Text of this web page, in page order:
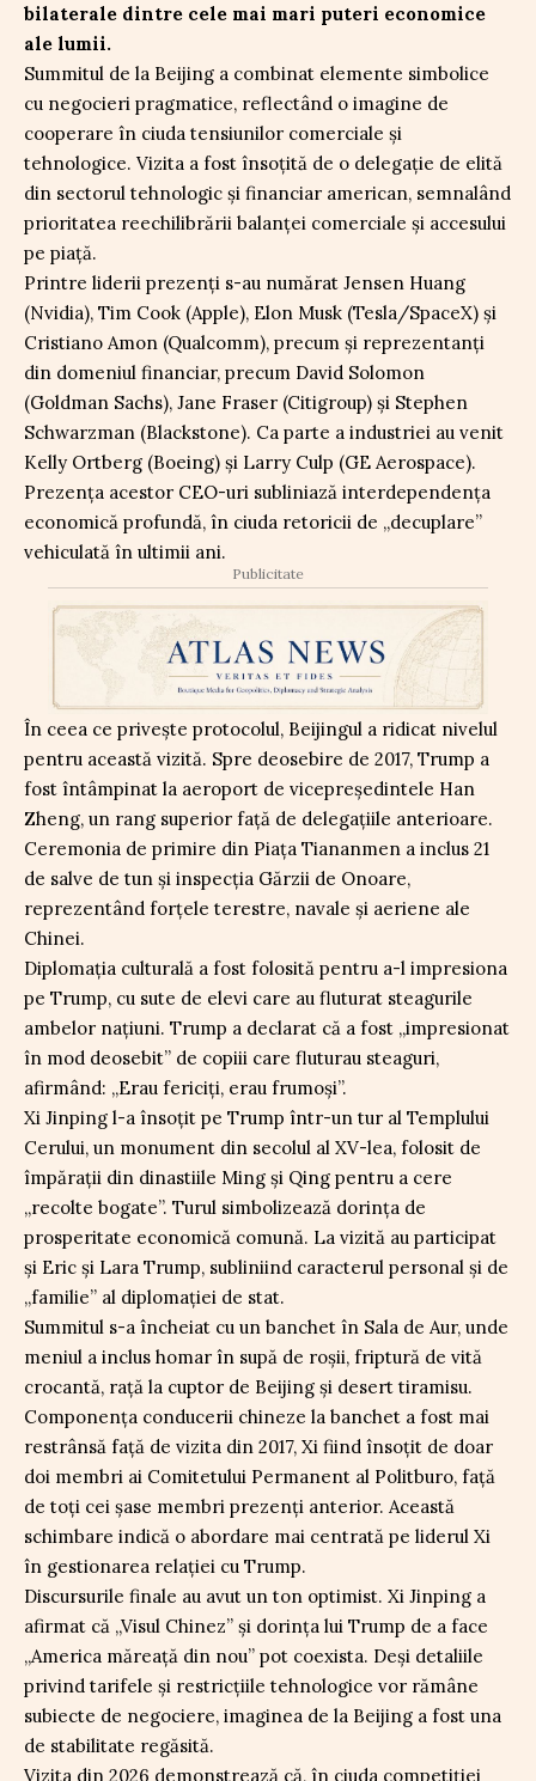
bilaterale dintre cele mai mari puteri economice
ale lumii.
Summitul de la Beijing a combinat elemente simbolice
cu negocieri pragmatice, reflectând o imagine de
cooperare în ciuda tensiunilor comerciale și
tehnologice. Vizita a fost însoțită de o delegație de elită
din sectorul tehnologic și financiar american, semnalând
prioritatea reechilibrării balanței comerciale și accesului
pe piață.
Printre liderii prezenți s-au numărat Jensen Huang
(Nvidia), Tim Cook (Apple), Elon Musk (Tesla/SpaceX) și
Cristiano Amon (Qualcomm), precum și reprezentanți
din domeniul financiar, precum David Solomon
(Goldman Sachs), Jane Fraser (Citigroup) și Stephen
Schwarzman (Blackstone). Ca parte a industriei au venit
Kelly Ortberg (Boeing) și Larry Culp (GE Aerospace).
Prezența acestor CEO-uri subliniază interdependența
economică profundă, în ciuda retoricii de „decuplare”
vehiculată în ultimii ani.
Publicitate
În ceea ce privește protocolul, Beijingul a ridicat nivelul
pentru această vizită. Spre deosebire de 2017, Trump a
fost întâmpinat la aeroport de vicepreședintele Han
Zheng, un rang superior față de delegațiile anterioare.
Ceremonia de primire din Piața Tiananmen a inclus 21
de salve de tun și inspecția Gărzii de Onoare,
reprezentând forțele terestre, navale și aeriene ale
Chinei.
Diplomația culturală a fost folosită pentru a-l impresiona
pe Trump, cu sute de elevi care au fluturat steagurile
ambelor națiuni. Trump a declarat că a fost „impresionat
în mod deosebit” de copiii care fluturau steaguri,
afirmând: „Erau fericiți, erau frumoși”.
Xi Jinping l-a însoțit pe Trump într-un tur al Templului
Cerului, un monument din secolul al XV-lea, folosit de
împărații din dinastiile Ming și Qing pentru a cere
„recolte bogate”. Turul simbolizează dorința de
prosperitate economică comună. La vizită au participat
și Eric și Lara Trump, subliniind caracterul personal și de
„familie” al diplomației de stat.
Summitul s-a încheiat cu un banchet în Sala de Aur, unde
meniul a inclus homar în supă de roșii, friptură de vită
crocantă, rață la cuptor de Beijing și desert tiramisu.
Componența conducerii chineze la banchet a fost mai
restrânsă față de vizita din 2017, Xi fiind însoțit de doar
doi membri ai Comitetului Permanent al Politburo, față
de toți cei șase membri prezenți anterior. Această
schimbare indică o abordare mai centrată pe liderul Xi
în gestionarea relației cu Trump.
Discursurile finale au avut un ton optimist. Xi Jinping a
afirmat că „Visul Chinez” și dorința lui Trump de a face
„America măreață din nou” pot coexista. Deși detaliile
privind tarifele și restricțiile tehnologice vor rămâne
subiecte de negociere, imaginea de la Beijing a fost una
de stabilitate regăsită.
Vizita din 2026 demonstrează că, în ciuda competiției